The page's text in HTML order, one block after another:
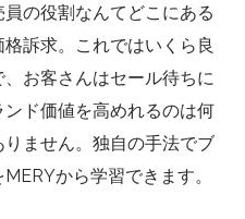
の役割なんてどこにある
訴求。これではいくら良
お客さんはセール待ちに
ド価値を高めれるのは何
ません。独自の手法でブ
から学習できます。